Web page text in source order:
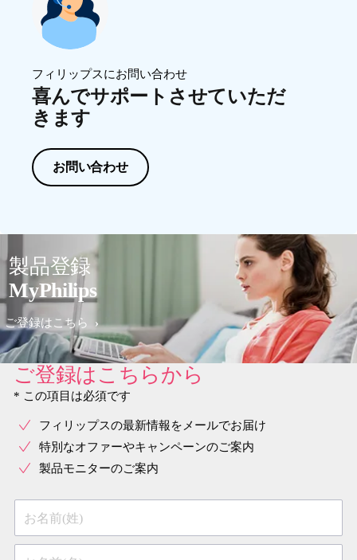
フィリップスにお問い合わせ
喜んでサポートさせていただ
きます
お問い合わせ
製品登録
MyPhilips
ご登録はこちら
ご登録はこちらから
* この項目は必須です
フィリップスの最新情報をメールでお届け
特別なオファーやキャンペーンのご案内
製品モニターのご案内
お名前(姓)